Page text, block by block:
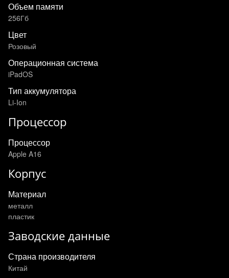
Объем памяти
256Гб
Цвет
Розовый
Операционная система
iPadOS
Тип аккумулятора
Li-Ion
Процессор
Процессор
Apple A16
Корпус
Материал
металл
пластик
Заводские данные
Страна производителя
Китай